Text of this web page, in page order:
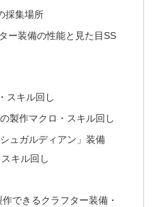
採集場所
ー装備の性能と見た目SS
スキル回し
作マクロ・スキル回し
ュガルディアン」装備
キル回し
できるクラフター装備・